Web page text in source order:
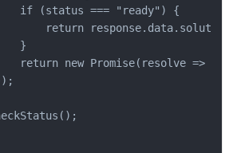
if (status === "ready") {
return
}
return new Promise(resolve =>